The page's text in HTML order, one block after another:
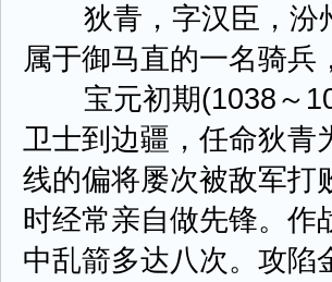
狄青，字汉臣，汾
属于御马直的一名骑兵
宝元初期(1038～
卫士到边疆，任命狄青
线的偏将屡次被敌军打
时经常亲自做先锋。作
中乱箭多达八次。攻陷